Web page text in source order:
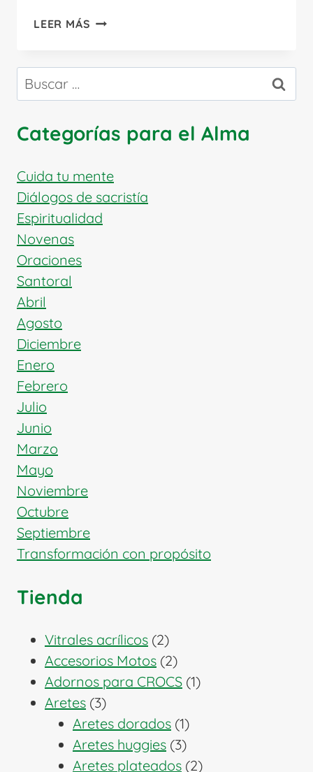
LEER MÁS SAN
GIANELLI:
DE
CARIDAD
EDUCADOR
DEL
CORAZÓN
Buscar:
Categorías para el Alma
Cuida tu mente
Diálogos de sacristía
Espiritualidad
Novenas
Oraciones
Santoral
Abril
Agosto
Diciembre
Enero
Febrero
Julio
Junio
Marzo
Mayo
Noviembre
Octubre
Septiembre
Transformación con propósito
Tienda
Vitrales acrílicos 22
productos
Accesorios Motos 22
productos
Adornos para CROCS 11
Aretes 33
productos
Aretes dorados 11
producto
Aretes huggies 33
productos
Aretes plateados 22